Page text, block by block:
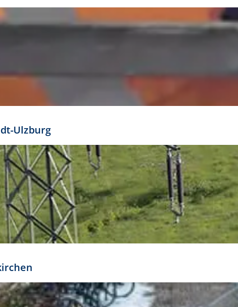
Daraus ergeben sich für gängige Formate
oder kleiner gesetzt werden. Dazu bedarf es jedoch
Ulzburg